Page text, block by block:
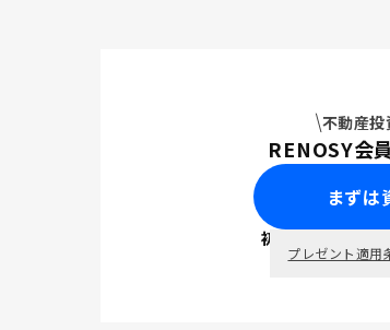
不動産
RENOSY会
まずは
初回面談で
プレゼント適用